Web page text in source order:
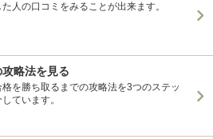
人の口コミをみることが出来ます。
略法を見る
格を勝ち取るまでの攻略法を3つのステッ
ています。